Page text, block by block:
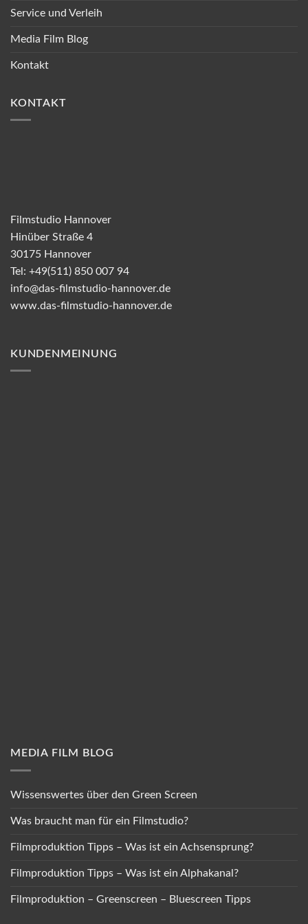
Service und Verleih
Media Film Blog
Kontakt
KONTAKT
Filmstudio Hannover
Hinüber Straße 4
30175 Hannover
Tel: +49(511) 850 007 94
info@das-filmstudio-hannover.de
www.das-filmstudio-hannover.de
KUNDENMEINUNG
MEDIA FILM BLOG
Wissenswertes über den Green Screen
Was braucht man für ein Filmstudio?
Filmproduktion Tipps – Was ist ein Achsensprung?
Filmproduktion Tipps – Was ist ein Alphakanal?
Filmproduktion – Greenscreen – Bluescreen Tipps